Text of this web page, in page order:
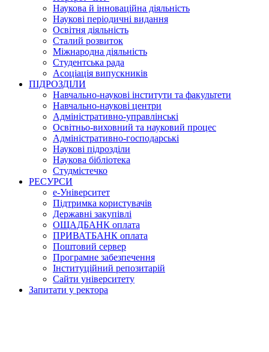
Наукова й інноваційна діяльність
Наукові періодичні видання
Освітня діяльність
Сталий розвиток
Міжнародна діяльність
Студентська рада
Асоціація випускників
ПІДРОЗДІЛИ
Навчально-наукові інститути та факультети
Навчально-наукові центри
Адміністративно-управлінські
Освітньо-виховний та науковий процес
Адміністративно-господарські
Наукові підрозділи
Наукова бібліотека
Студмістечко
РЕСУРСИ
е-Університет
Підтримка користувачів
Державні закупівлі
ОЩАДБАНК оплата
ПРИВАТБАНК оплата
Поштовий сервер
Програмне забезпечення
Інституційний репозитарій
Сайти університету
Запитати у ректора